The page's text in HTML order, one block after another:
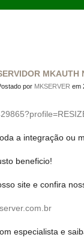
MKAUTH
por MKSERVER em
a integração ou
beneficio!
site e confira
especialista e